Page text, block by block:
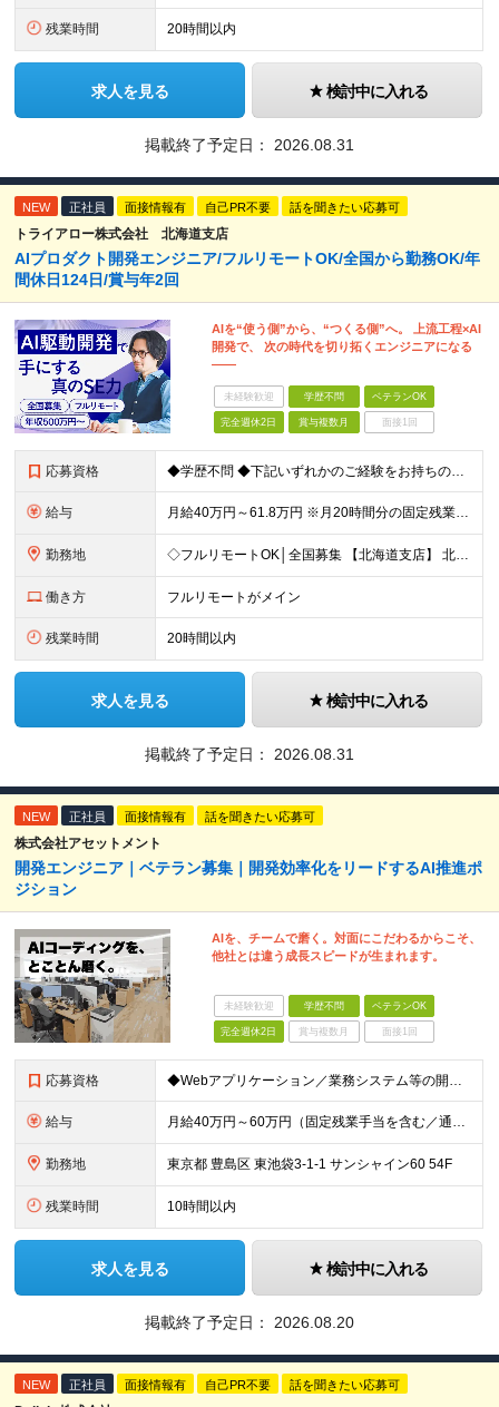
残業時間 20時間以内
求人を見る 検討中に入れる
掲載終了予定日： 2026.08.31
NEW 正社員 面接情報有 自己PR不要 話を聞きたい応募可
トライアロー株式会社 北海道支店
AIプロダクト開発エンジニア/フルリモートOK/全国から勤務OK/年
間休日124日/賞与年2回
AIを“使う側”から、“つくる側”へ。 上流工程×AI
開発で、 次の時代を切り拓くエンジニアになる
――
未経験歓迎 学歴不問 ベテランOK
完全週休2日 賞与複数月 面接1回
応募資格 ◆学歴不問 ◆下記いずれかのご経験をお持ちの方 ・Webアプリケーション開発の実務経験（目安：7年以上） ・要件定義・基本設計など、上流工程の経験（目安：3年以上） ・Pythonでの開発経験（目安：
給与 月給40万円～61.8万円 ※月20時間分の固定残業代（58,000円～）を含む。超過時間分を別途支給 ※年齢、経験、スキル、前職給与などを考慮のうえ、決定いたします。 ※試用期間6ヶ月あり。期間中
勤務地 ◇フルリモートOK│全国募集 【北海道支店】 北海道札幌市中央区南一条西2丁目5番地 ※(変更の範囲)上記を除く当社関連勤務地 ※通勤不要
働き方 フルリモートがメイン
残業時間 20時間以内
求人を見る 検討中に入れる
掲載終了予定日： 2026.08.31
NEW 正社員 面接情報有 話を聞きたい応募可
株式会社アセットメント
開発エンジニア｜ベテラン募集｜開発効率化をリードするAI推進ポ
ジション
AIを、チームで磨く。対面にこだわるからこそ、
他社とは違う成長スピードが生まれます。
未経験歓迎 学歴不問 ベテランOK
完全週休2日 賞与複数月 面接1回
応募資格 ◆Webアプリケーション／業務システム等の開発実務経験：5年以上 ◆AIを活用した開発実務経験：1年以上 ◆日本国内在住の方
給与 月給40万円～60万円（固定残業手当を含む／通勤手当は別途支給） 想定年収480万円～720万円 ※固定残業手当は時間外労働の有無に関わらず40時間相当分、月額9万6千円～14万3千円を支給 （40
勤務地 東京都 豊島区 東池袋3-1-1 サンシャイン60 54F
残業時間 10時間以内
求人を見る 検討中に入れる
掲載終了予定日： 2026.08.20
NEW 正社員 面接情報有 自己PR不要 話を聞きたい応募可